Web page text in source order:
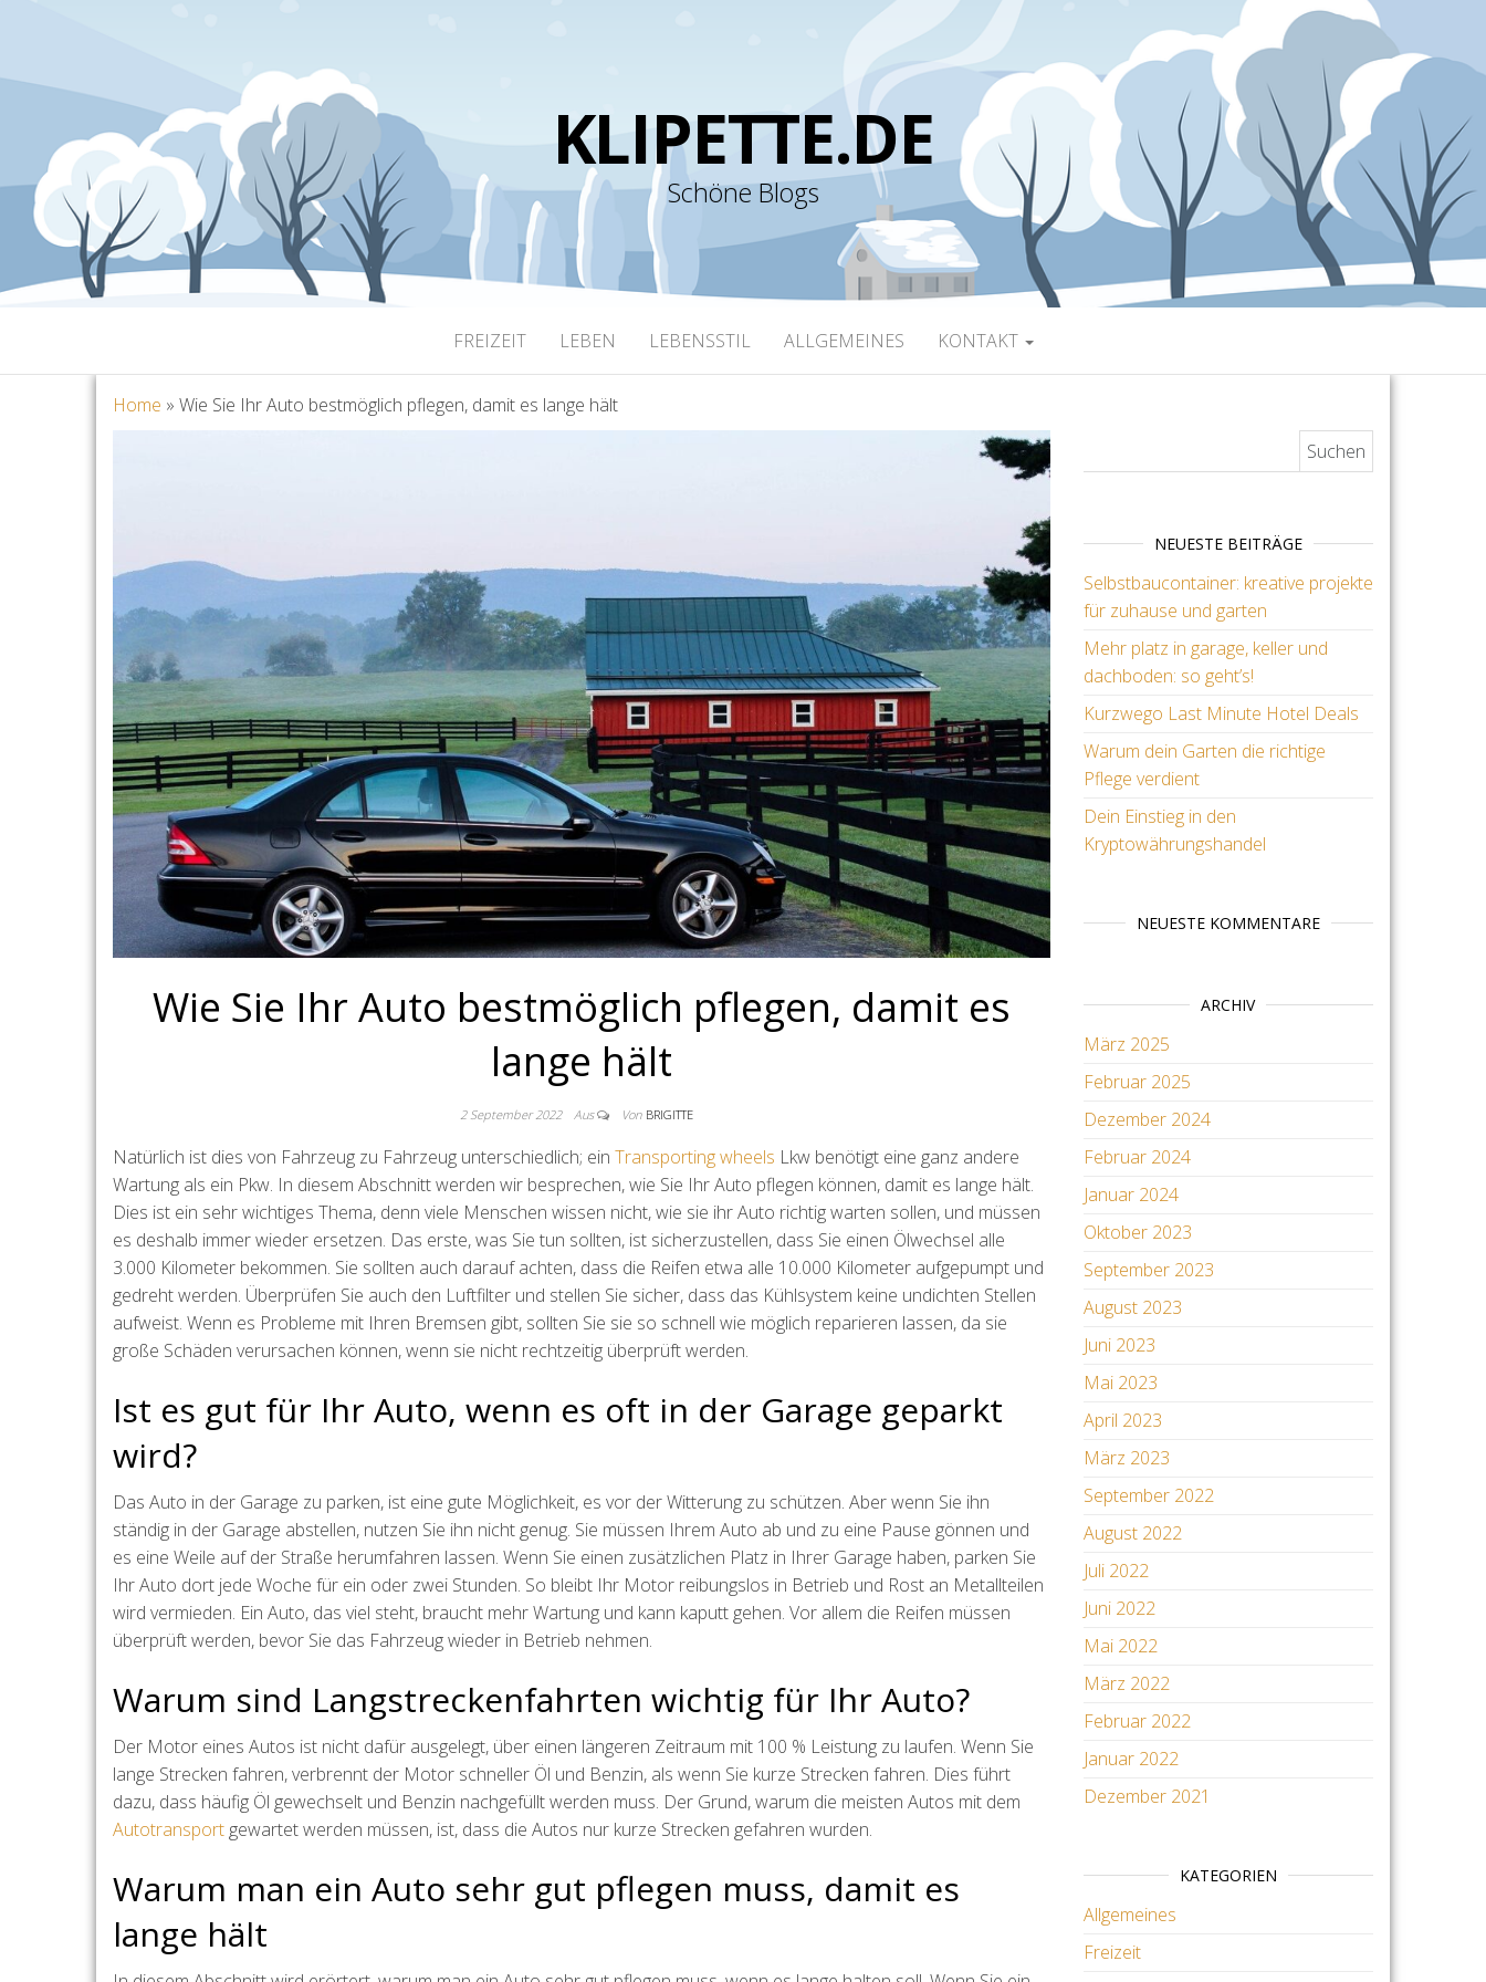
KLIPETTE.DE
Schöne Blogs
FREIZEIT LEBEN LEBENSSTIL ALLGEMEINES KONTAKT
Home » Wie Sie Ihr Auto bestmöglich pflegen, damit es lange hält
Wie Sie Ihr Auto bestmöglich pflegen, damit es
lange hält
2 September 2022 Aus Von BRIGITTE
Natürlich ist dies von Fahrzeug zu Fahrzeug unterschiedlich; ein Transporting wheels Lkw benötigt eine ganz andere
Wartung als ein Pkw. In diesem Abschnitt werden wir besprechen, wie Sie Ihr Auto pflegen können, damit es lange hält.
Dies ist ein sehr wichtiges Thema, denn viele Menschen wissen nicht, wie sie ihr Auto richtig warten sollen, und müssen
es deshalb immer wieder ersetzen. Das erste, was Sie tun sollten, ist sicherzustellen, dass Sie einen Ölwechsel alle
3.000 Kilometer bekommen. Sie sollten auch darauf achten, dass die Reifen etwa alle 10.000 Kilometer aufgepumpt und
gedreht werden. Überprüfen Sie auch den Luftfilter und stellen Sie sicher, dass das Kühlsystem keine undichten Stellen
aufweist. Wenn es Probleme mit Ihren Bremsen gibt, sollten Sie sie so schnell wie möglich reparieren lassen, da sie
große Schäden verursachen können, wenn sie nicht rechtzeitig überprüft werden.
Ist es gut für Ihr Auto, wenn es oft in der Garage geparkt
wird?
Das Auto in der Garage zu parken, ist eine gute Möglichkeit, es vor der Witterung zu schützen. Aber wenn Sie ihn
ständig in der Garage abstellen, nutzen Sie ihn nicht genug. Sie müssen Ihrem Auto ab und zu eine Pause gönnen und
es eine Weile auf der Straße herumfahren lassen. Wenn Sie einen zusätzlichen Platz in Ihrer Garage haben, parken Sie
Ihr Auto dort jede Woche für ein oder zwei Stunden. So bleibt Ihr Motor reibungslos in Betrieb und Rost an Metallteilen
wird vermieden. Ein Auto, das viel steht, braucht mehr Wartung und kann kaputt gehen. Vor allem die Reifen müssen
überprüft werden, bevor Sie das Fahrzeug wieder in Betrieb nehmen.
Warum sind Langstreckenfahrten wichtig für Ihr Auto?
Der Motor eines Autos ist nicht dafür ausgelegt, über einen längeren Zeitraum mit 100 % Leistung zu laufen. Wenn Sie
lange Strecken fahren, verbrennt der Motor schneller Öl und Benzin, als wenn Sie kurze Strecken fahren. Dies führt
dazu, dass häufig Öl gewechselt und Benzin nachgefüllt werden muss. Der Grund, warum die meisten Autos mit dem
Autotransport gewartet werden müssen, ist, dass die Autos nur kurze Strecken gefahren wurden.
Warum man ein Auto sehr gut pflegen muss, damit es
lange hält
NEUESTE BEITRÄGE
Selbstbaucontainer: kreative projekte
für zuhause und garten
Mehr platz in garage, keller und
dachboden: so geht’s!
Kurzwego Last Minute Hotel Deals
Warum dein Garten die richtige
Pflege verdient
Dein Einstieg in den
Kryptowährungshandel
NEUESTE KOMMENTARE
ARCHIV
März 2025
Februar 2025
Dezember 2024
Februar 2024
Januar 2024
Oktober 2023
September 2023
August 2023
Juni 2023
Mai 2023
April 2023
März 2023
September 2022
August 2022
Juli 2022
Juni 2022
Mai 2022
März 2022
Februar 2022
Januar 2022
Dezember 2021
KATEGORIEN
Allgemeines
Freizeit